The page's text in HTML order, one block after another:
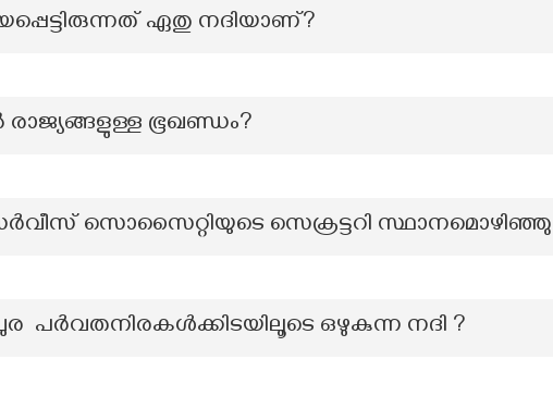
ഏതു നദിയാണ്?
ഭൂഖണ്ഡം?
സൊസൈറ്റിയുടെ സെക്രട്ടറി
പർവതനിരകൾക്കിടയിലൂടെ ഒഴുകുന്ന നദി ?